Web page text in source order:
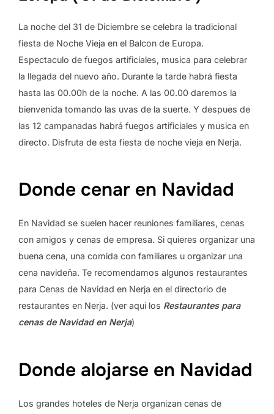
La noche del 31 de Diciembre se celebra la tradicional
fiesta de Noche Vieja en el Balcon de Europa.
Espectaculo de fuegos artificiales, musica para celebrar
la llegada del nuevo año. Durante la tarde habrá fiesta
hasta las 00.00h de la noche. A las 00.00 daremos la
bienvenida tomando las uvas de la suerte. Y despues de
las 12 campanadas habrá fuegos artificiales y musica en
directo. Disfruta de esta fiesta de noche vieja en Nerja.
Donde cenar en Navidad
En Navidad se suelen hacer reuniones familiares, cenas
con amigos y cenas de empresa. Si quieres organizar una
buena cena, una comida con familiares u organizar una
cena navideña. Te recomendamos algunos restaurantes
para Cenas de Navidad en Nerja en el directorio de
restaurantes en Nerja. (ver aqui los Restaurantes para
cenas de Navidad en Nerja)
Donde alojarse en Navidad
Los grandes hoteles de Nerja organizan cenas de